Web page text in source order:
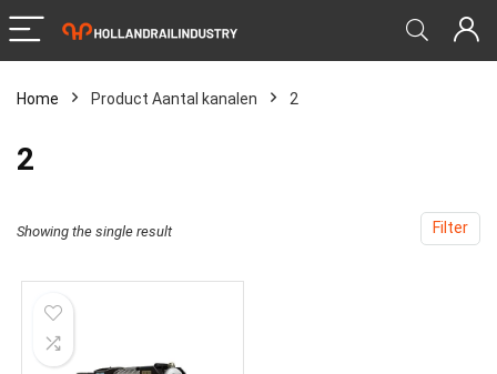
Home Product Aantal kanalen ‎2
‎2
Filter
Showing the single result